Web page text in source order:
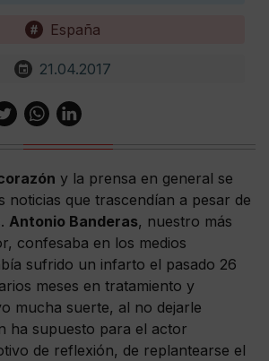
España
21.04.2017
y la prensa en general se
noticias que trascendían a pesar de
Antonio Banderas, nuestro más
confesaba en los medios
sufrido un infarto el pasado 26
meses en tratamiento y
mucha suerte, al no dejarle
ha supuesto para el actor
de reflexión, de replantearse el